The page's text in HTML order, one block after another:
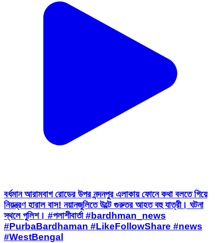
বর্ধমান আরামবাগ রোডের উপর নন্দনপুর এলাকায় ফোনে কথা বলতে গিয়ে
নিয়ন্ত্রণ হারাল বাস! নয়ানজুলিতে উল্টে গুরুতর আহত বহু যাত্রী। ঘটনা
স্থলে পুলিশ। #পলাশীবার্তা #bardhman_news
#PurbaBardhaman #LikeFollowShare #news
#WestBengal